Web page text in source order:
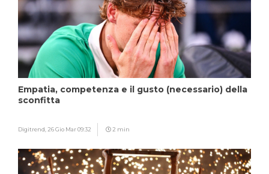
Empatia, competenza e il gusto (necessario) della
sconfitta
Digitrend, 26 Gio Mar 09:32 2 min